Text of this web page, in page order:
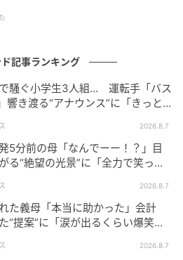
事が、今も心に残ってい
誰にとっても緊張するもので
キドキや慣れない仕事に奮闘
給料を手にした時の喜びを、
いのではないでしょうか。
れた「初アルバイトでの忘れ
を集めました。
どんな体験をしたのでしょう
ド記事ランキング
騒ぐ小学生3人組… 運転手「バス
響き渡る“アナウンス”に「きっと
2026.8.7
5分前の母「なんでーー！？」目
る“絶望の光景”に「全力で笑っ
2026.8.7
た義母「本当に助かった」会計
“提案”に「涙が出るくらい爆笑」
2026.8.7